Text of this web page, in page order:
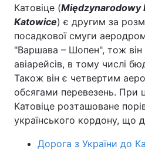
Головна
Україна
Катовіце (Międzynarodowy
Katowice) є другим за
посадкової смуги
"Варшава – Шопен", тож
авіарейсів, в тому числі
Також він є четвертим
обсягами перевезень. При
Катовіце розташоване
українського кордону, що
Дорога з України до